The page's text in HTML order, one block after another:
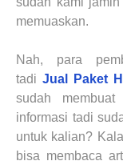
memuaskan.
Nah, para
tadi Jual Paket
sudah
informasi tadi
untuk kalian?
bisa membaca